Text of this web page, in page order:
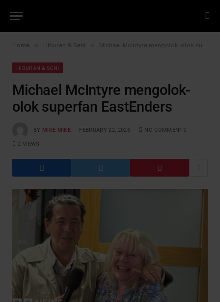
Home Hiburan & Seni Michael McIntyre mengolok-olok superfan EastEnders
HIBURAN & SENI
Michael McIntyre mengolok-
olok superfan EastEnders
BY MIKE MIKE FEBRUARY 22, 2026 NO COMMENTS
2VIEWS